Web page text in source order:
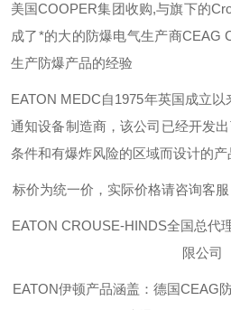
美国COOPER集团收购,与旗下的
成了*的大的防爆电气生产商CEAG
生产防爆产品的经验
EATON MEDC自1975年英国成立以
通知设备制造商，该公司已经开发
条件和有爆炸风险的区域而设计的产
标价为统一价，实际价格请咨询客
EATON CROUSE-HINDS全国总代
限公司
EATON伊顿产品涵盖：德国CEAG